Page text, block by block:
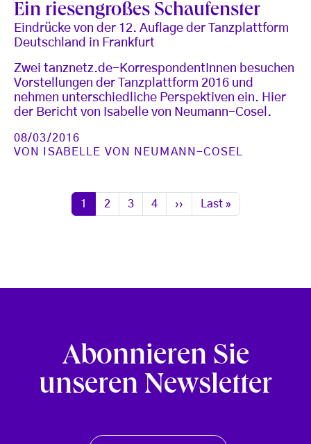
Ein riesengroßes Schaufenster
Eindrücke von der 12. Auflage der Tanzplattform
Deutschland in Frankfurt
Zwei tanznetz.de-KorrespondentInnen besuchen
Vorstellungen der Tanzplattform 2016 und
nehmen unterschiedliche Perspektiven ein. Hier
der Bericht von Isabelle von Neumann-Cosel.
08/03/2016
VON
ISABELLE VON NEUMANN-COSEL
Seitennummerierung
Seite
1 Seite
2 Seite
3 Seite
4 Nächste Seite
›› Letzte Seite
Last »
Abonnieren Sie
unseren Newsletter